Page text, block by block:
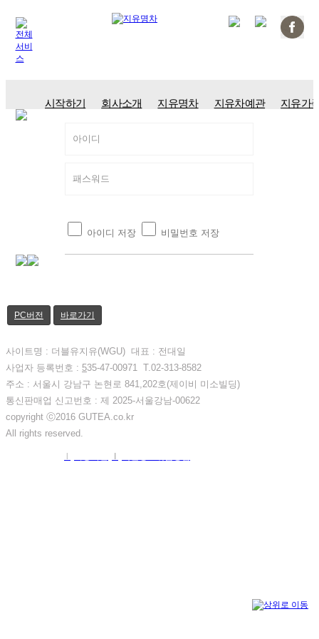
시작하기 회사소개 지유명차 지유차예관 지유가
아이디
패스워드
아이디 저장 비밀번호 저장
PC버전 바로가기
사이트명 : 더블유지유(WGU) 대표 : 전대일
사업자 등록번호 : 535-47-00971 T.02-313-8582
주소 : 서울시 강남구 논현로 841,202호(제이비 미소빌딩)
통신판매업 신고번호 : 제 2025-서울강남-00622
copyright ⓒ2016 GUTEA.co.kr
All rights reserved.
l l